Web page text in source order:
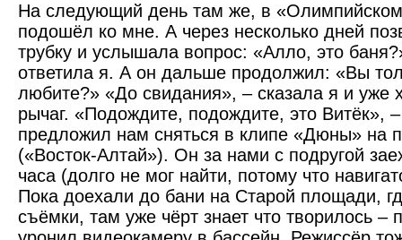
На следующий день там же, в
подошёл ко мне. А через несколько дней
трубку и услышала вопрос: «Алло, это
ответила я. А он дальше продолжил: «Вы
любите?» «До свидания», – сказала я и уже
рычаг. «Подождите, подождите, это Витёк»,
предложил нам сняться в клипе «Дюны» на
(«Восток-Алтай»). Он за нами с подругой
часа (долго не мог найти, потому что
Пока доехали до бани на Старой площади,
съёмки, там уже чёрт знает что творилось –